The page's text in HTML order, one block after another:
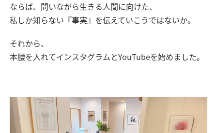
ならば、問いながら生きる人間に向けた、
私しか知らない『事実』を伝えていこうではないか。
それから、
本腰を入れてインスタグラムとYouTubeを始めました。